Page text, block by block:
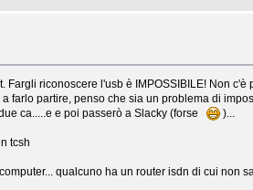
riconoscere l'usb è IMPOSSIBILE! Non
farlo partire, penso che sia un problema di
ca.....e e poi passerò a Slacky (forse
)...
tcsh
qualcuno ha un router isdn di cui non